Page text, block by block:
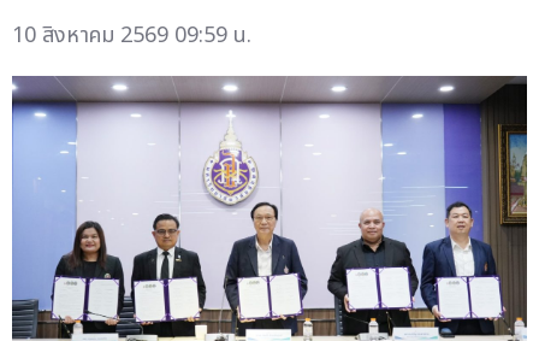
10 สิงหาคม 2569 09:59 น.